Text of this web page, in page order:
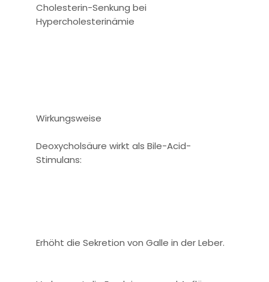
Cholesterin-Senkung bei
Hypercholesterinämie
Wirkungsweise
Deoxycholsäure wirkt als Bile-Acid-
Stimulans:
Erhöht die Sekretion von Galle in der Leber.